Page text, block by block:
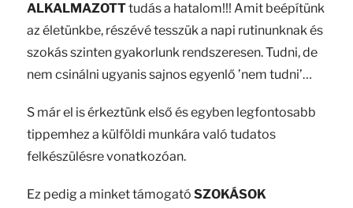
ALKALMAZOTTtudás a hatalom!!! Amit beépítünk
az életünkbe, részévé tesszük a napi rutinunknak és
szokás szinten gyakorlunk rendszeresen. Tudni, de
nem csinálni ugyanis sajnos egyenlő ’nem tudni’…
S már el is érkeztünk első és egyben legfontosabb
tippemhez a külföldi munkára való tudatos
felkészülésre vonatkozóan.
Ez pedig a minket támogató SZOKÁSOK